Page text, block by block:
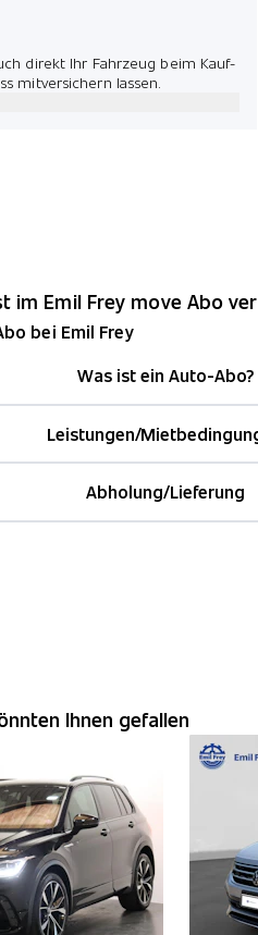
direkt Ihr Fahrzeug beim Kauf-
mitversichern lassen.
im Emil Frey move Abo
bei Emil Frey
Was ist ein Auto-Abo?
Leistungen/
Abholung/Lieferung
Ihnen gefallen